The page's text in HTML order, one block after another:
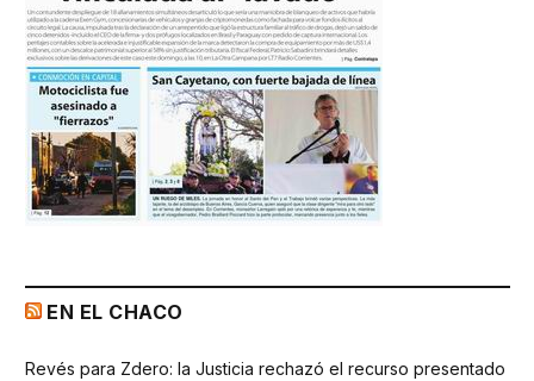
EN EL CHACO
Revés para Zdero: la Justicia rechazó el recurso presentado